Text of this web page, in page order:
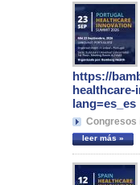
https://
healthcare-
lang=es_es
Congresos
leer más »